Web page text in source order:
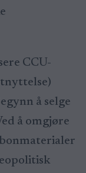
CCU-
å selge
å omgjøre